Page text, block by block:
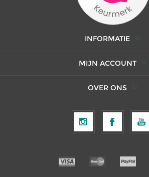
INFORMATIE
MIJN ACCOUNT
OVER ONS